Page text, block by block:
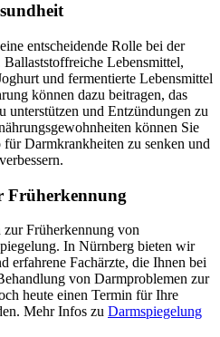
entscheidende Rolle bei der
Lebensmittel,
und fermentierte Lebensmittel
können dazu beitragen, das
und Entzündungen zu
können Sie
Darmkrankheiten zu senken und
Früherkennung
Früherkennung von
In Nürnberg bieten wir
erfahrene Fachärzte, die Ihnen bei
von Darmproblemen zur
heute einen Termin für Ihre
Mehr Infos zu Darmspiegelung